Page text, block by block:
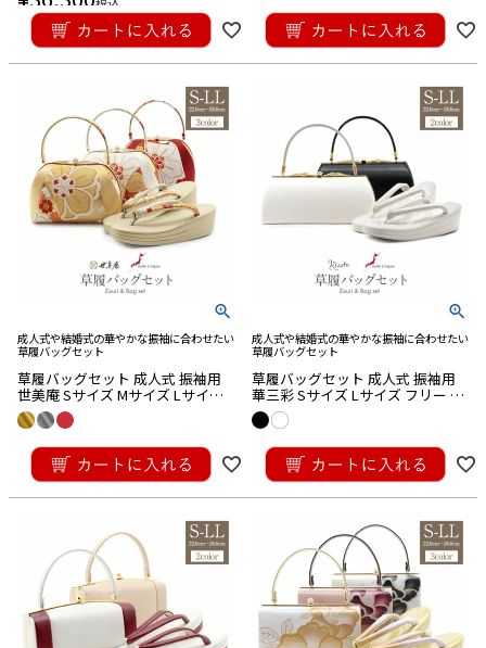
19,800税込
成人式や結婚式の華やかな振袖に合わせたい
草履バッグセット
草履バッグセット 成人式 振袖用
世美庵 Sサイズ Mサイズ Lサイズ
フリー LLサイズ 金 銀 赤 華紋 正
絹 3枚芯 優花緒 日本製
55,000税込
成人式や結婚式の華やかな振袖に合わせたい
草履バッグセット
草履バッグセット 成人式 振袖用
華三彩 Sサイズ Lサイズ フリー LL
サイズ 黒 白 ラメ 桜 型押し加工 2
枚芯 優花緒 日本製
30,800税込